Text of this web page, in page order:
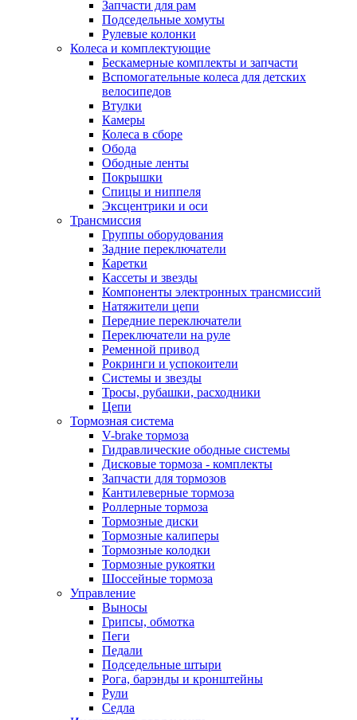
Запчасти для рам
Подседельные хомуты
Рулевые колонки
Колеса и комплектующие
Бескамерные комплекты и запчасти
Вспомогательные колеса для детских
велосипедов
Втулки
Камеры
Колеса в сборе
Обода
Ободные ленты
Покрышки
Спицы и ниппеля
Эксцентрики и оси
Трансмиссия
Группы оборудования
Задние переключатели
Каретки
Кассеты и звезды
Компоненты электронных трансмиссий
Натяжители цепи
Передние переключатели
Переключатели на руле
Ременной привод
Рокринги и успокоители
Системы и звезды
Тросы, рубашки, расходники
Цепи
Тормозная система
V-brake тормоза
Гидравлические ободные системы
Дисковые тормоза - комплекты
Запчасти для тормозов
Кантилеверные тормоза
Роллерные тормоза
Тормозные диски
Тормозные калиперы
Тормозные колодки
Тормозные рукоятки
Шоссейные тормоза
Управление
Выносы
Грипсы, обмотка
Пеги
Педали
Подседельные штыри
Рога, барэнды и кронштейны
Рули
Седла